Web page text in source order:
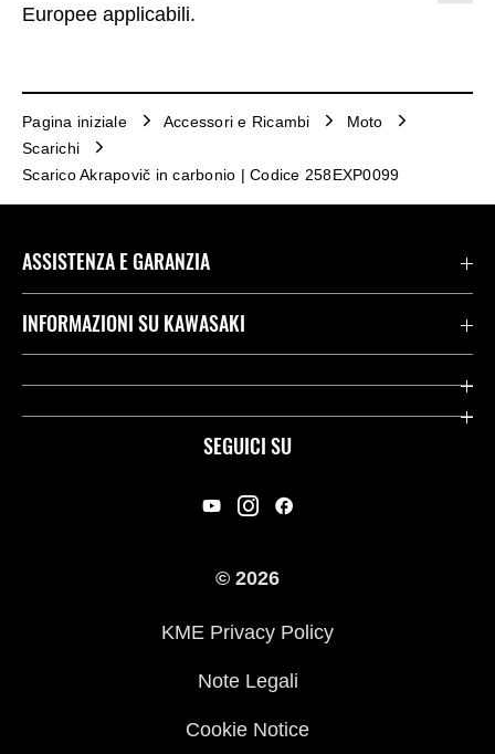
Europee applicabili.
Pagina iniziale Accessori e Ricambi
Moto
Scarichi
Scarico Akrapovič in carbonio | Codice 258EXP0099
SEGUICI SU
ASSISTENZA E GARANZIA
Assistenza Stradale Kawasaki
Kawasaki Care
INFORMAZIONI SU KAWASAKI
Società
© 2026
KME Privacy Policy
Note Legali
Cookie Notice